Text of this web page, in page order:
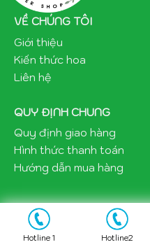
VỀ CHÚNG TÔI
Giới thiệu
Kiến thức hoa
Liên hệ
QUY ĐỊNH CHUNG
Quy định giao hàng
Hình thức thanh toán
Hướng dẫn mua hàng
Copyright 2021
Hotline 1 Hotline2